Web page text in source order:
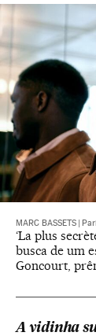
MARC BASSETS
‘La plus
busca de um
Goncourt,
A vidinha